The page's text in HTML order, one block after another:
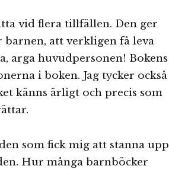
vid flera tillfällen. Den ger
barnen, att verkligen få leva
arga huvudpersonen! Bokens
i boken. Jag tycker också
känns ärligt och precis som
som fick mig att stanna upp
Hur många barnböcker